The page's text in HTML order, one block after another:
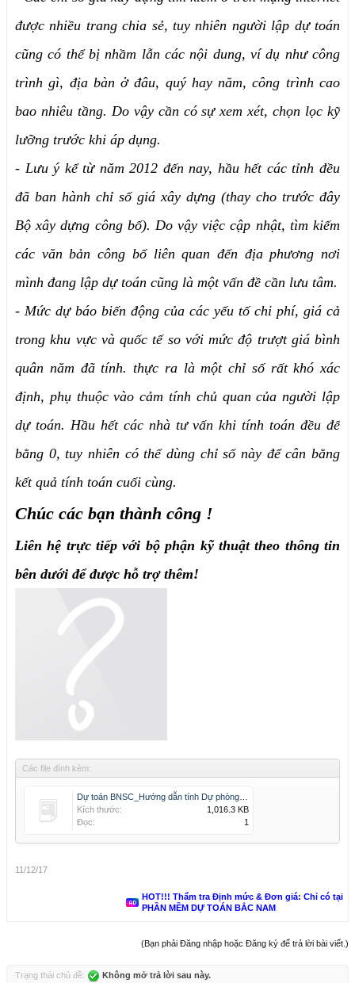
được nhiều trang chia sẻ, tuy nhiên người lập dự toán
cũng có thể bị nhầm lẫn các nội dung, ví dụ như công
trình gì, địa bàn ở đâu, quý hay năm, công trình cao
bao nhiêu tầng. Do vậy cần có sự xem xét, chọn lọc kỹ
lưỡng trước khi áp dụng.
- Lưu ý kể từ năm 2012 đến nay, hầu hết các tỉnh đều
đã ban hành chỉ số giá xây dựng (thay cho trước đây
Bộ xây dựng công bố). Do vậy việc cập nhật, tìm kiếm
các văn bản công bố liên quan đến địa phương nơi
mình đang lập dự toán cũng là một vấn đề cần lưu tâm.
- Mức dự báo biến động của các yếu tố chi phí, giá cả
trong khu vực và quốc tế so với mức độ trượt giá bình
quân năm đã tính. thực ra là một chỉ số rất khó xác
định, phụ thuộc vào cảm tính chủ quan của người lập
dự toán. Hầu hết các nhà tư vấn khi tính toán đều để
bằng 0, tuy nhiên có thể dùng chỉ số này để cân bằng
kết quả tính toán cuối cùng.
Chúc các bạn thành công !
Liên hệ trực tiếp với bộ phận kỹ thuật theo thông tin
bên dưới để được hỗ trợ thêm!
Các file đính kèm:
Kích thước:
1,016.3 KB
Đọc:
1
11/12/17
HOT!!! Thẩm tra Định mức & Đơn giá: Chỉ có tại
PHẦN MỀM DỰ TOÁN BẮC NAM
(Bạn phải Đăng nhập hoặc Đăng ký để trả lời bài viết.)
Trạng thái chủ đề: Không mở trả lời sau này.